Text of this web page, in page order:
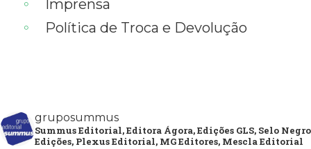
Imprensa
Política de Troca e Devolução
gruposummus
Summus Editorial, Editora Ágora, Edições GLS, Selo Negro
Edições, Plexus Editorial, MG Editores, Mescla Editorial